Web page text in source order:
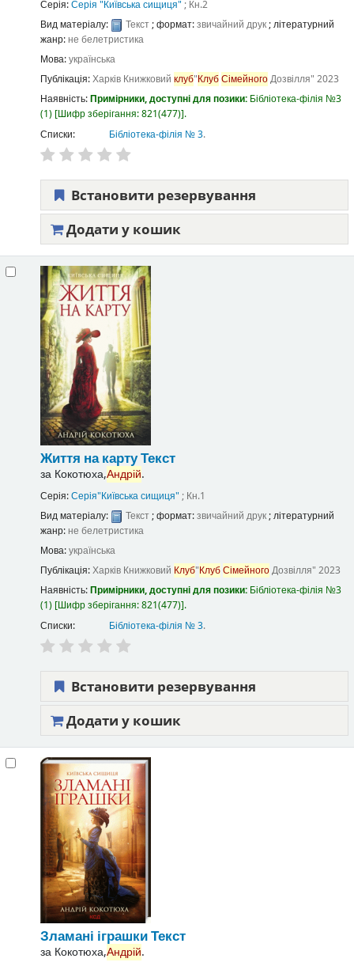
Серія:Серія "Київська сищиця" ; Кн.2
Вид матеріалу:
Текст; формат:звичайний друк; літературний
жанр:не белетристика
Мова:українська
Публікація:Харків Книжковий клуб"КлубСімейногоДозвілля" 2023
Наявність:Примірники, доступні для позики: Бібліотека-філія №3
(1) Шифр зберігання:821(477) .
Списки:
Бібліотека-філія № 3.
Встановити резервування
Додати у кошик
Життя на картуТекст
за Кокотюха,Андрій.
Серія:Серія"Київська сищиця" ; Кн.1
Вид матеріалу:
Текст; формат:звичайний друк; літературний
жанр: не белетристика
Мова:українська
Публікація:Харків Книжковий Клуб"КлубСімейногоДозвілля" 2023
Наявність:Примірники, доступні для позики: Бібліотека-філія №3
(1) Шифр зберігання:821(477) .
Списки:
Бібліотека-філія № 3.
Встановити резервування
Додати у кошик
Зламані іграшкиТекст
за Кокотюха,Андрій.